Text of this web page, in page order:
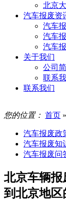
北京
汽车报废资
汽车
汽车
汽车
关于我们
公司
联系
联系我们
您的位置： 首页 »
汽车报废政
汽车报废知
汽车报废问
北京车辆
到北京地区